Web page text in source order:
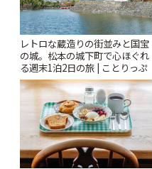
レトロな蔵造りの街並みと国宝
の城。松本の城下町で心ほぐれ
る週末1泊2日の旅 | ことりっぷ